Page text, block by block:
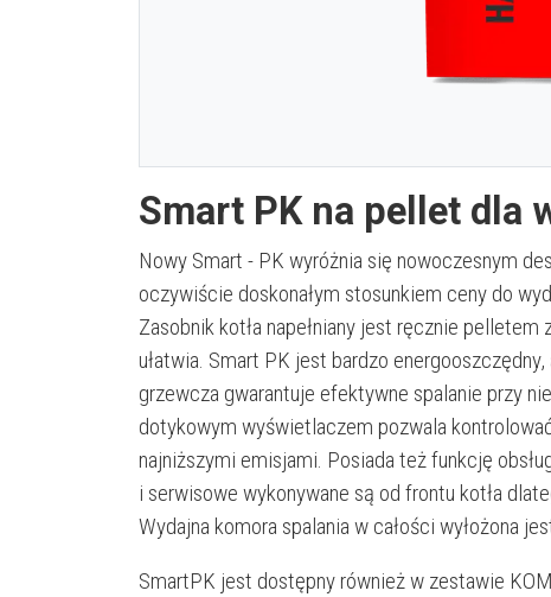
Smart PK na pellet dla
Nowy Smart - PK wyróżnia się nowoczesnym
oczywiście doskonałym stosunkiem ceny do
Zasobnik kotła napełniany jest ręcznie pelletem
ułatwia. Smart PK jest bardzo
grzewcza gwarantuje efektywne spalanie przy
dotykowym wyświetlaczem pozwala
najniższymi emisjami. Posiada też funkcję
i serwisowe wykonywane są od frontu kotła
Wydajna komora spalania w całości wyłożona
SmartPK jest dostępny również w zestawie